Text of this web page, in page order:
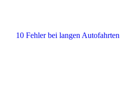
10 Fehler bei langen